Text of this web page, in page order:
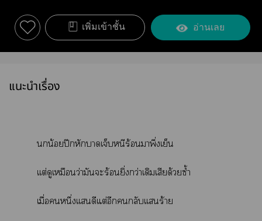
เพิ่มเข้าชั้น อ่านเลย
แนะนำเรื่อง
น้อยปีกหักาเจ็บหนีร้อนาพึ่งเย็น
เเต่ดูเหมือนว่ามันะร้อนยิ่งกว่าเดิมเสียด้วยซ้ำ
เมื่อหนึ่งเเดีแต่อีกกลับเเร้าย